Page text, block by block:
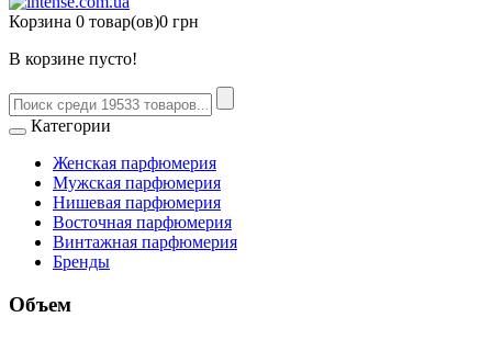
Корзина 0 товар(ов)0 грн
В корзине пусто!
Категории
Женская парфюмерия
Мужская парфюмерия
Нишевая парфюмерия
Восточная парфюмерия
Винтажная парфюмерия
Бренды
Объем